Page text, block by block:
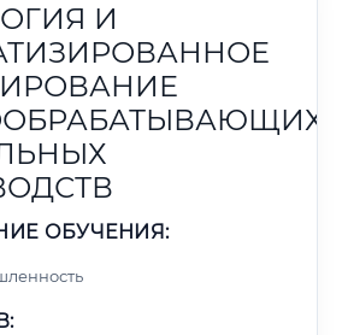
И
ОБУЧЕНИЯ: